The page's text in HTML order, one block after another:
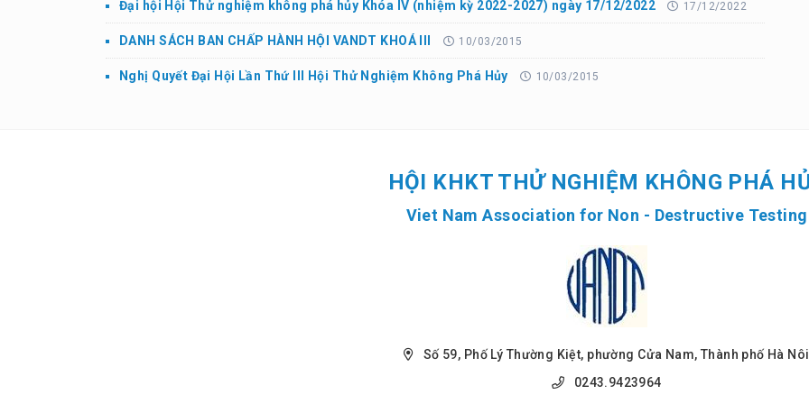
Đại hội Hội Thử nghiệm không phá hủy Khóa IV (nhiệm kỳ 2022-2027) ngày 17/12/2022 17/12/2022
DANH SÁCH BAN CHẤP HÀNH HỘI VANDT KHOÁ III 10/03/2015
Nghị Quyết Đại Hội Lần Thứ III Hội Thử Nghiệm Không Phá Hủy 10/03/2015
HỘI KHKT THỬ NGHIỆM KHÔNG PHÁ
Viet Nam Association for Non - Destructive Testing
Số 59, Phố Lý Thường Kiệt, phường Cửa Nam, Thành phố Hà Nôi
0243.9423964